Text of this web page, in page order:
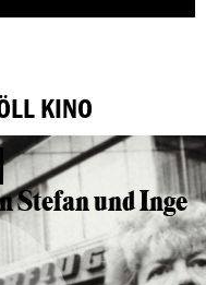
KINO
Stefan und Inge